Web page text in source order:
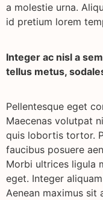
a molestie urna.
id pretium lorem
Integer ac nisl a
tellus metus,
Pellentesque eget
Maecenas volutpat
quis lobortis tortor.
faucibus posuere
Morbi ultrices ligula
eget. Integer
Aenean maximus sit